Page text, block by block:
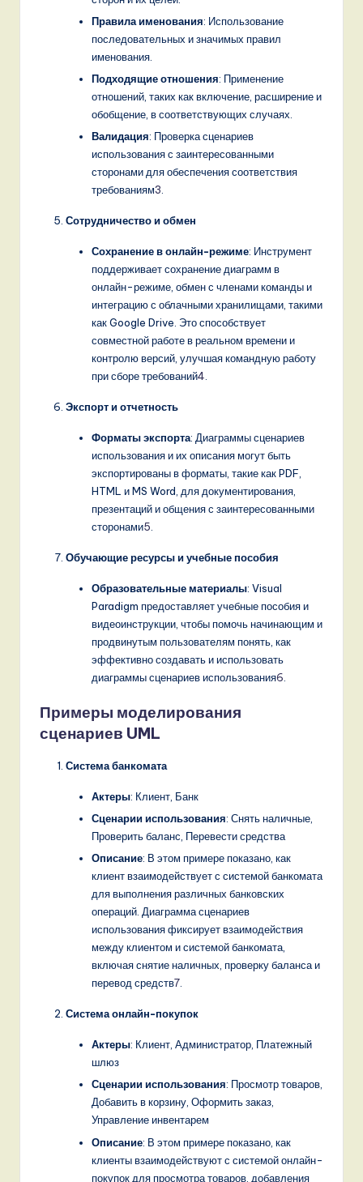
Правила именования: Использование
последовательных и значимых правил
именования.
Подходящие отношения: Применение
отношений, таких как включение, расширение и
обобщение, в соответствующих случаях.
Валидация: Проверка сценариев
использования с заинтересованными
сторонами для обеспечения соответствия
требованиям3
Сотрудничество и обмен
Сохранение в онлайн-режиме: Инструмент
поддерживает сохранение диаграмм в
онлайн-режиме, обмен с членами команды и
интеграцию с облачными хранилищами, такими
как Google Drive. Это способствует
совместной работе в реальном времени и
контролю версий, улучшая командную работу
при сборе требований4
Экспорт и отчетность
Форматы экспорта: Диаграммы сценариев
использования и их описания могут быть
экспортированы в форматы, такие как PDF,
HTML и MS Word, для документирования,
презентаций и общения с заинтересованными
сторонами5
Обучающие ресурсы и учебные пособия
Образовательные материалы: Visual
Paradigm предоставляет учебные пособия и
видеоинструкции, чтобы помочь начинающим и
продвинутым пользователям понять, как
эффективно создавать и использовать
диаграммы сценариев использования6
Примеры моделирования
сценариев UML
Система банкомата
Актеры: Клиент, Банк
Сценарии использования: Снять наличные,
Проверить баланс, Перевести средства
Описание: В этом примере показано, как
клиент взаимодействует с системой банкомата
для выполнения различных банковских
операций. Диаграмма сценариев
использования фиксирует взаимодействия
между клиентом и системой банкомата,
включая снятие наличных, проверку баланса и
перевод средств7.
Система онлайн-покупок
Актеры: Клиент, Администратор, Платежный
шлюз
Сценарии использования: Просмотр товаров,
Добавить в корзину, Оформить заказ,
Управление инвентарем
Описание: В этом примере показано, как
клиенты взаимодействуют с системой онлайн-
покупок для просмотра товаров, добавления